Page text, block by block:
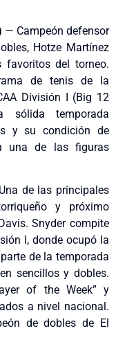
— Campeón defensor
Hotze Martínez
favoritos del torneo.
de tenis de la
División I (Big 12
sólida temporada
y su condición de
una de las figuras
de las principales
y próximo
Snyder compite
I, donde ocupó la
de la temporada
sencillos y dobles.
of the Week” y
a nivel nacional.
de dobles de El